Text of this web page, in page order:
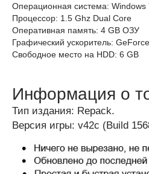
Операционная система: Windows
Процессор: 1.5 Ghz Dual Core
Оперативная память: 4 GB ОЗУ
Графический ускоритель:
Свободное место на HDD: 6 GB
Информация о
Тип издания: Repack.
Версия игры: v42c (Build